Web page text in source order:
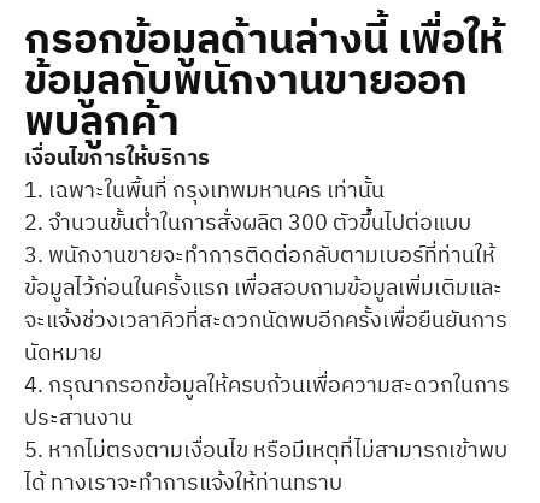
พร้อม
โลโก้
อุตสาหกรรม
สี
เขียว
ระดับ
ที่2
กรอกข้อมูลด้านล่างนี้ เพื่อให้
ข้อมูลกับพนักงานขายออก
พบลูกค้า
เงื่อนไขการให้บริการ
1. เฉพาะในพื้นที่ กรุงเทพมหานคร เท่านั้น
2. จำนวนขั้นต่ำในการสั่งผลิต 300 ตัวขึ้นไปต่อแบบ
3. พนักงานขายจะทำการติดต่อกลับตามเบอร์ที่ท่านให้
ข้อมูลไว้ก่อนในครั้งแรก เพื่อสอบถามข้อมูลเพิ่มเติมและ
จะแจ้งช่วงเวลาคิวที่สะดวกนัดพบอีกครั้งเพื่อยืนยันการ
นัดหมาย
4. กรุณากรอกข้อมูลให้ครบถ้วนเพื่อความสะดวกในการ
ประสานงาน
5. หากไม่ตรงตามเงื่อนไข หรือมีเหตุที่ไม่สามารถเข้าพบ
ได้ ทางเราจะทำการแจ้งให้ท่านทราบ